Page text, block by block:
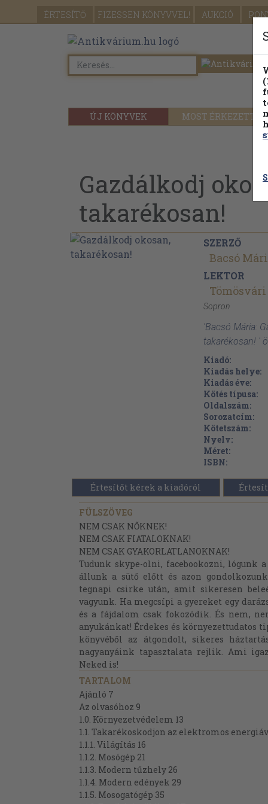
ÉRTESÍTŐ FIZESSEN KÖNYVVEL! AUKCIÓ
ÚJ KÖNYVEK MOST ÉRKEZETT
Gazdálkodj
takarékosan!
SZERZŐ
Bacsó
LEKTOR
Tömösvári
Sopron
'Bacsó Mária:
takarékosan! '
Kiadó:
Kiadás helye:
Kiadás éve:
Kötés típusa:
Oldalszám:
Sorozatcím:
Kötetszám:
Nyelv:
Méret:
ISBN:
Értesítőt kérek a kiadóról
FÜLSZÖVEG
NEM CSAK NŐKNEK!
NEM CSAK FIATALOKNAK!
NEM CSAK GYAKORLATLANOKNAK!
Tudunk skype-olni, facebookozni, lógunk
állunk a sütő előtt és azon
tegnapi csirke után, amit sikeresen
vagyunk. Ha megcsípi a gyereket egy
és a fájdalom csak fokozódik. És nem,
anyukánkat! Érdekes és környezettudatos
könyvéből az átgondolt, sikeres
nagyanyáink tapasztalata rejlik. Ami
Neked is!
TARTALOM
Ajánló 7
Az olvasóhoz 9
1.0. Környezetvédelem 13
1.1. Takarékoskodjon az elektromos
1.1.1. Világítás 16
1.1.2. Mosógép 21
1.1.3. Modern tűzhely 26
1.1.4. Modern edények 29
1.1.5. Mosogatógép 35